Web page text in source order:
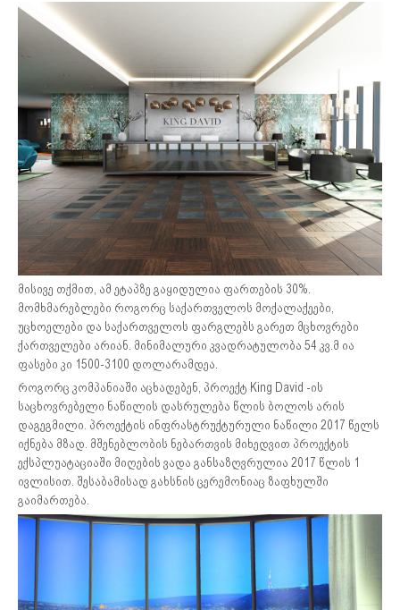
მისივე თქმით, ამ ეტაპზე გაყიდულია ფართების 30%.
მომხმარებლები როგორც საქართველოს მოქალაქეები,
უცხოელები და საქართველოს ფარგლებს გარეთ მცხოვრები
ქართველები არიან. მინიმალური კვადრატულობა 54 კვ.მ ია
ფასები კი 1500-3100 დოლარამდეა.
როგორც კომპანიაში აცხადებენ, პროექტ King David -ის
საცხოვრებელი ნაწილის დასრულება წლის ბოლოს არის
დაგეგმილი. პროექტის ინფრასტრუქტურული ნაწილი 2017 წელს
იქნება მზად. მშენებლობის ნებართვის მიხედვით პროექტის
ექსპლუატაციაში მიღების ვადა განსაზღვრულია 2017 წლის 1
ივლისით. შესაბამისად გახსნის ცერემონიაც ზაფხულში
გაიმართება.